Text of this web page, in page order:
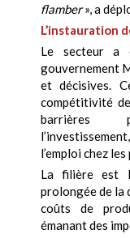
flamber», a
L’instauration
Le secteur a
gouvernement
et décisives.
compétitivité
barrières
l’emploi chez
La filière est
prolongée de la
coûts de
émanant des